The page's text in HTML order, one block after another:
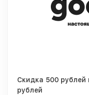
Скидка 500 рублей
рублей